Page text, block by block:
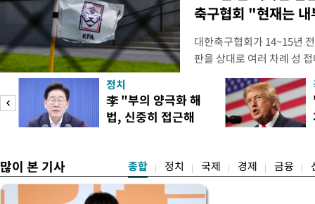
축구협회 "현재는
대한축구협회가 14~15년
판을 상대로 여러 차례 성
구계에 따르면 국회의 한
년 국제심판 10여 명에게
축구협회는 외국인 심판과
수십만원에서 많게는 100
정치
李 "부의 양극화 해
법, 신중히 접근해
많이 본 기사 종합 정치 국제 경제 금융